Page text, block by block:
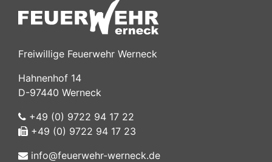
Freiwillige Feuerwehr Werneck
Hahnenhof 14
D-97440 Werneck
+49 (0) 9722 94 17 22
+49 (0) 9722 94 17 23
info@feuerwehr-werneck.de